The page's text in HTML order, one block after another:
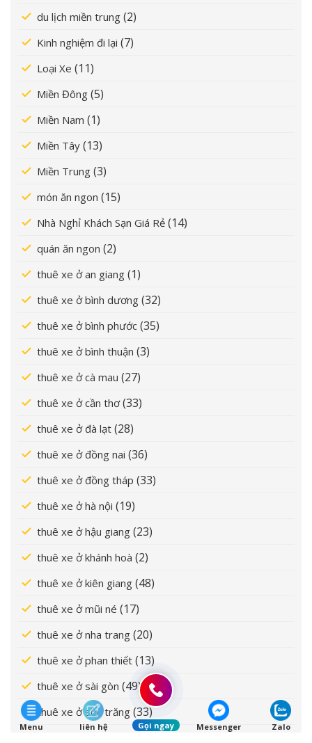
du lịch miền trung (2)
Kinh nghiệm đi lại (7)
Loại Xe (11)
Miền Đông (5)
Miền Nam (1)
Miền Tây (13)
Miền Trung (3)
món ăn ngon (15)
Nhà Nghỉ Khách Sạn Giá Rẻ (14)
quán ăn ngon (2)
thuê xe ở an giang (1)
thuê xe ở bình dương (32)
thuê xe ở bình phước (35)
thuê xe ở bình thuận (3)
thuê xe ở cà mau (27)
thuê xe ở cần thơ(33)
thuê xe ở đà lạt (28)
thuê xe ở đồng nai (36)
thuê xe ở đồng tháp (33)
thuê xe ở hà nội (19)
thuê xe ở hậu giang (23)
thuê xe ở khánh hoà (2)
thuê xe ở kiên giang (48)
thuê xe ở mũi né (17)
thuê xe ở nha trang (20)
thuê xe ở phan thiết (13)
thuê xe ở sài gòn (49)
thuê xe ở sóc trăng (33)
Menu liên hệ Gọi ngay Messenger Zalo